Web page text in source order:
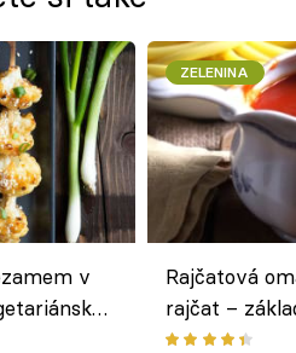
v
ZELENINA
Rajčatová
rajčat –